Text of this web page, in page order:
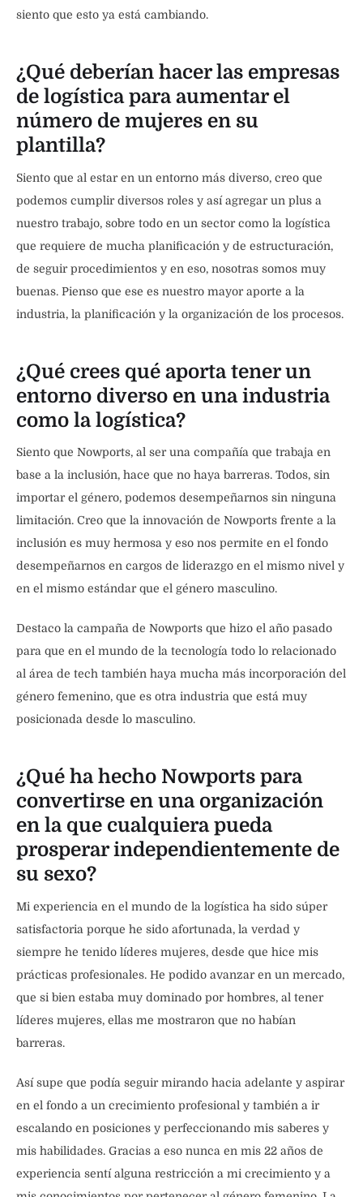
siento que esto ya está cambiando.
¿Qué deberían hacer las empresas
de logística para aumentar el
número de mujeres en su
plantilla?
Siento que al estar en un entorno más diverso, creo que
podemos cumplir diversos roles y así agregar un plus a
nuestro trabajo, sobre todo en un sector como la logística
que requiere de mucha planificación y de estructuración,
de seguir procedimientos y en eso, nosotras somos muy
buenas. Pienso que ese es nuestro mayor aporte a la
industria, la planificación y la organización de los procesos.
¿Qué crees qué aporta tener un
entorno diverso en una industria
como la logística?
Siento que Nowports, al ser una compañía que trabaja en
base a la inclusión, hace que no haya barreras. Todos, sin
importar el género, podemos desempeñarnos sin ninguna
limitación. Creo que la innovación de Nowports frente a la
inclusión es muy hermosa y eso nos permite en el fondo
desempeñarnos en cargos de liderazgo en el mismo nivel y
en el mismo estándar que el género masculino.
Destaco la campaña de Nowports que hizo el año pasado
para que en el mundo de la tecnología todo lo relacionado
al área de tech también haya mucha más incorporación del
género femenino, que es otra industria que está muy
posicionada desde lo masculino.
¿Qué ha hecho Nowports para
convertirse en una organización
en la que cualquiera pueda
prosperar independientemente de
su sexo?
Mi experiencia en el mundo de la logística ha sido súper
satisfactoria porque he sido afortunada, la verdad y
siempre he tenido líderes mujeres, desde que hice mis
prácticas profesionales. He podido avanzar en un mercado,
que si bien estaba muy dominado por hombres, al tener
líderes mujeres, ellas me mostraron que no habían
barreras.
Así supe que podía seguir mirando hacia adelante y aspirar
en el fondo a un crecimiento profesional y también a ir
escalando en posiciones y perfeccionando mis saberes y
mis habilidades. Gracias a eso nunca en mis 22 años de
experiencia sentí alguna restricción a mi crecimiento y a